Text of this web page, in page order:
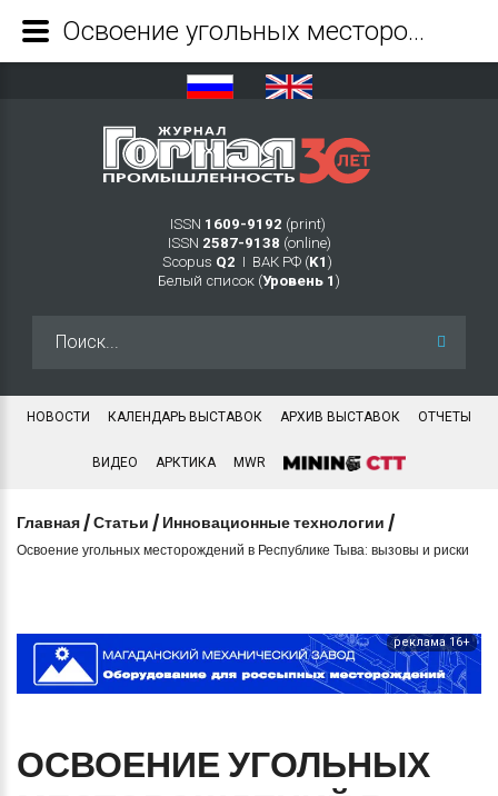
ISSN 1609-9192 (print)
ISSN 2587-9138 (online)
Scopus Q2 Ι ВАК РФ (K1 )
Белый список (Уровень 1 )
НОВОСТИ КАЛЕНДАРЬ ВЫСТАВОК АРХИВ ВЫСТАВОК ОТЧЕТЫ
ВИДЕО АРКТИКА MWR
Главная /Статьи / Инновационные технологии /
Освоение угольных месторождений в Республике Тыва: вызовы и риски
реклама 16+
ОСВОЕНИЕУГОЛЬНЫХ
Освоение угольных месторождений в Республике Тыва: вызовы и риски - Журнал Горная промышленность